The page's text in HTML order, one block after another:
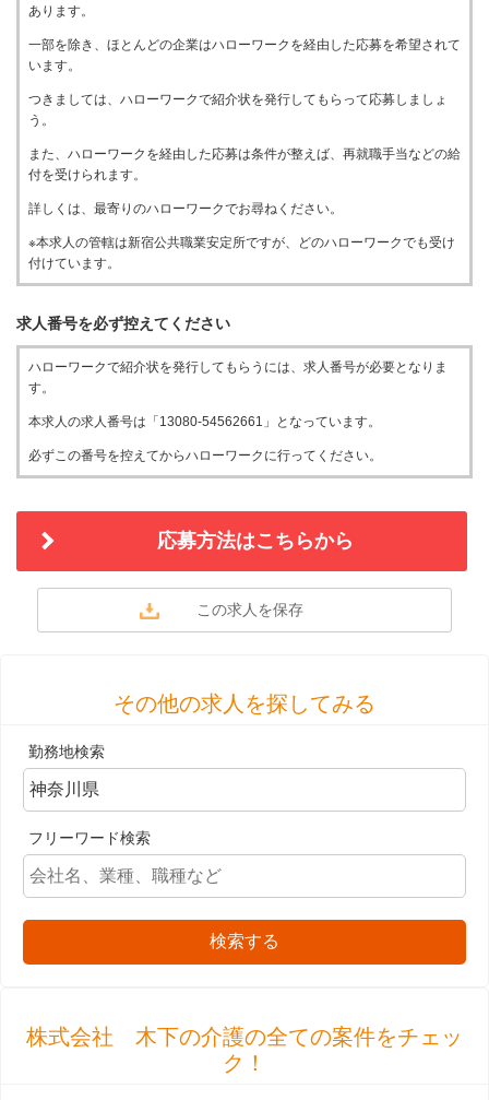
あります。
一部を除き、ほとんどの企業はハローワークを経由した応募を希望されて
います。
つきましては、ハローワークで紹介状を発行してもらって応募しましょ
う。
また、ハローワークを経由した応募は条件が整えば、再就職手当などの給
付を受けられます。
詳しくは、最寄りのハローワークでお尋ねください。
※本求人の管轄は新宿公共職業安定所ですが、どのハローワークでも受け
付けています。
求人番号を必ず控えてください
ハローワークで紹介状を発行してもらうには、求人番号が必要となりま
す。
本求人の求人番号は「13080-54562661」となっています。
必ずこの番号を控えてからハローワークに行ってください。
応募方法はこちらから
その他の求人を探してみる
勤務地検索
フリーワード検索
検索する
株式会社 木下の介護の全ての案件をチェッ
ク！